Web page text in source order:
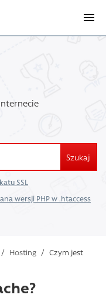
Szukaj
SSL
wersji PHP w .htaccess
/ Hosting / Czym jest